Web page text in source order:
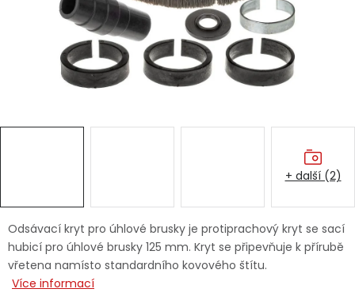
Vánoce
Ochranné pomůcky
Jaký je aktuální stav mé objednávky?
Odsávací kryt pro úhlové brusky je protiprachový kryt se sací
hubicí pro úhlové brusky 125 mm. Kryt se připevňuje k přírubě
vřetena namísto standardního kovového štítu.
Více informací
+ další (2)